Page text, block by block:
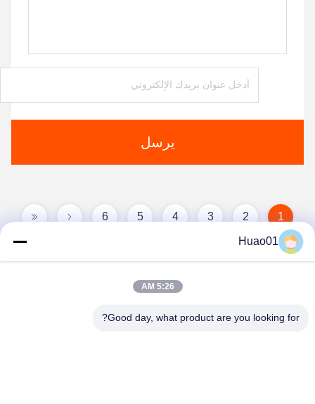
يرسل
1
2
3
4
5
6
Huao01
5:26 AM
Good day, what product are you looking for?